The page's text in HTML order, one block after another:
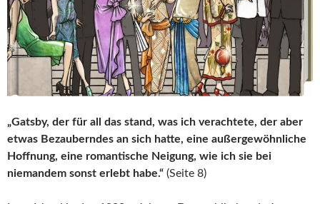
„Gatsby, der für all das stand, was ich verachtete, der aber
etwas Bezauberndes an sich hatte, eine außergewöhnliche
Hoffnung, eine romantische Neigung, wie ich sie bei
niemandem sonst erlebt habe.“ (Seite 8)